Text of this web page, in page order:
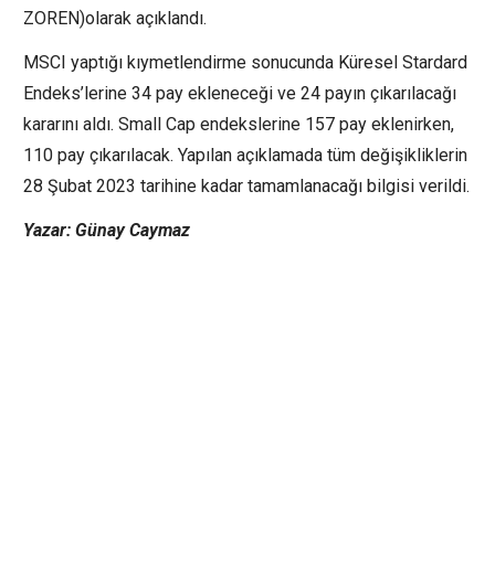
ZOREN)olarak açıklandı.
MSCI yaptığı kıymetlendirme sonucunda Küresel Stardard
Endeks’lerine 34 pay ekleneceği ve 24 payın çıkarılacağı
kararını aldı. Small Cap endekslerine 157 pay eklenirken,
110 pay çıkarılacak. Yapılan açıklamada tüm değişikliklerin
28 Şubat 2023 tarihine kadar tamamlanacağı bilgisi verildi.
Yazar: Günay Caymaz